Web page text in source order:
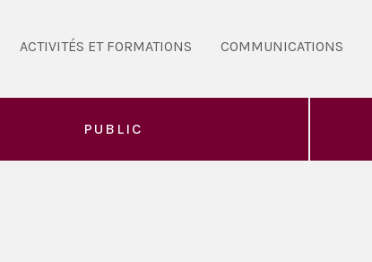
ACTIVITÉS ET FORMATIONS COMMUNICATIONS
PUBLIC